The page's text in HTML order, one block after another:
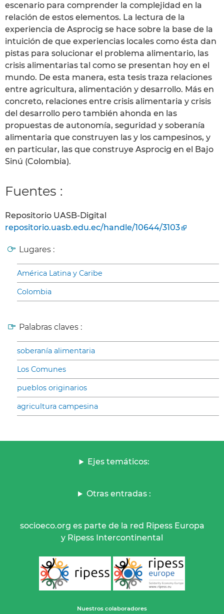
escenario para comprender la complejidad en la
relación de estos elementos. La lectura de la
experiencia de Asprocig se hace sobre la base de la
intuición de que experiencias locales como ésta dan
pistas para solucionar el problema alimentario, las
crisis alimentarias tal como se presentan hoy en el
mundo. De esta manera, esta tesis traza relaciones
entre agricultura, alimentación y desarrollo. Más en
concreto, relaciones entre crisis alimentaria y crisis
del desarrollo pero también ahonda en las
propuestas de autonomía, seguridad y soberanía
alimentaria que construyen las y los campesinos, y
en particular, las que construye Asprocig en el Bajo
Sinú (Colombia).
Fuentes :
Repositorio UASB-Digital
repositorio.uasb.edu.ec/handle/10644/3103
Lugares :
América Latina y Caribe
Colombia
Palabras claves :
soberanía alimentaria
Los Comunes
pueblos originarios
agricultura campesina
Ejes temáticos:
Otras entradas :
socioeco.org es parte de la red Ripess Europa
y Ripess Intercontinental
Nuestros colaboradores